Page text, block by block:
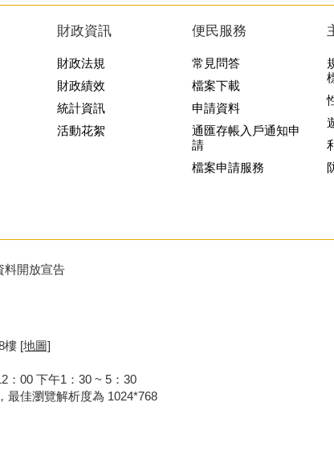
財政資訊
財政法規
財政績效
統計資訊
活動花絮
便民服務
常見問答
檔案下載
申請資料
通匯存帳入戶通知申
請
檔案申請服務
料開放宣告
樓 [地圖]
：00 下午1：30 ~ 5：30
最佳瀏覽解析度為 1024*768